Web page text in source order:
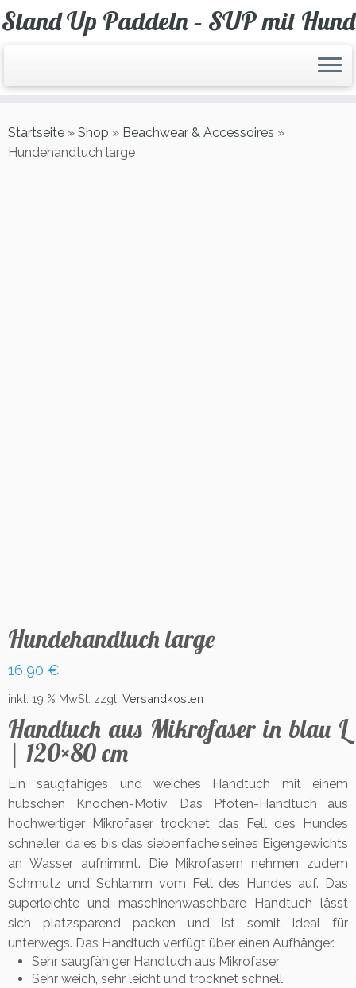
Zum
Inhalt
Stand Up Paddeln – SUP mit Hund
Startseite » Shop » Beachwear & Accessoires »
Hundehandtuch large
Hundehandtuch large
16,90 €
inkl. 19 % MwSt. zzgl. Versandkosten
Handtuch aus Mikrofaser in blau L
| 120×80 cm
Ein saugfähiges und weiches Handtuch mit einem
hübschen Knochen-Motiv. Das Pfoten-Handtuch aus
hochwertiger Mikrofaser trocknet das Fell des Hundes
schneller, da es bis das siebenfache seines Eigengewichts
an Wasser aufnimmt. Die Mikrofasern nehmen zudem
Schmutz und Schlamm vom Fell des Hundes auf. Das
superleichte und maschinenwaschbare Handtuch lässt
sich platzsparend packen und ist somit ideal für
unterwegs. Das Handtuch verfügt über einen Aufhänger.
Sehr saugfähiger Handtuch aus Mikrofaser
Sehr weich, sehr leicht und trocknet schnell